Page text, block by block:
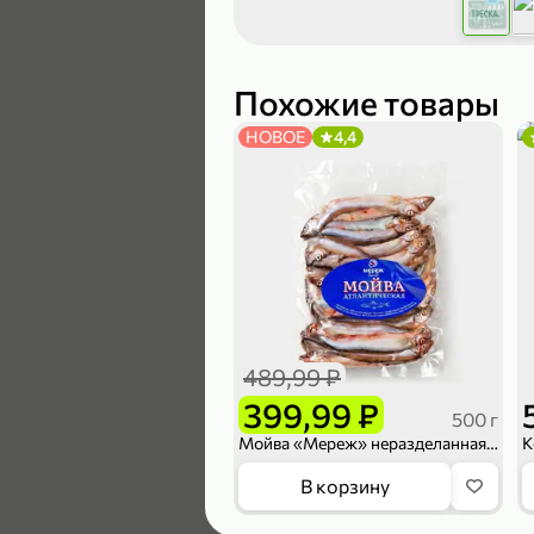
Похожие товары
399,99 ₽
489,99 ₽
500 г
Мойва «Мереж» неразделанная замороженная, 500 г
НОВОЕ 4,4
В корзину
83,99 ₽
104,99 ₽
5